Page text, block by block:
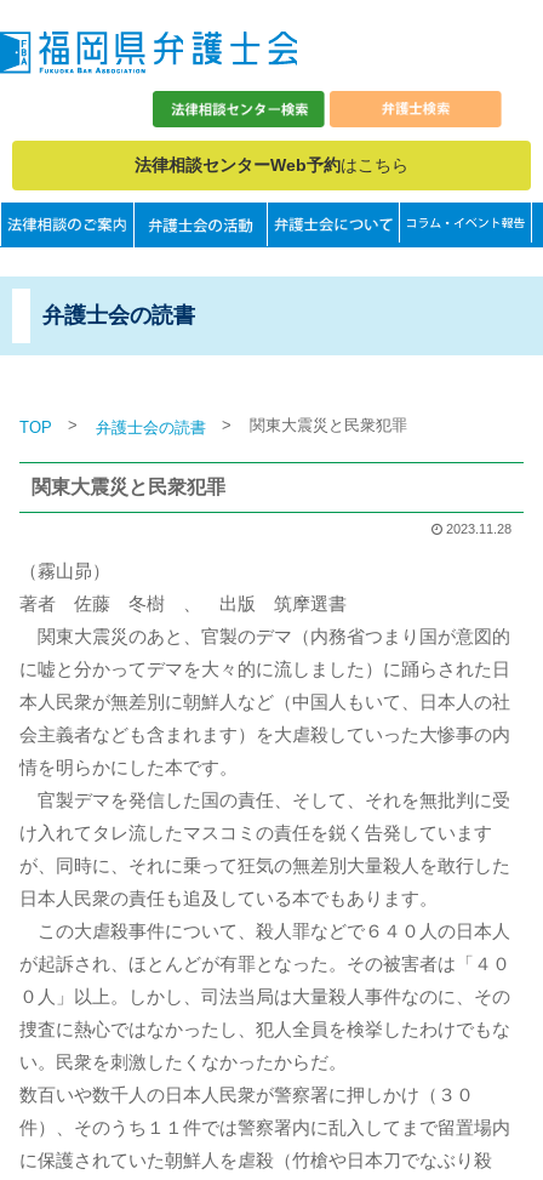
法律相談センターWeb予約はこちら
弁護士会の読書
TOP > 弁護士会の読書 > 関東大震災と民衆犯罪
関東大震災と民衆犯罪
2023.11.28
（霧山昴）
著者 佐藤 冬樹 、 出版 筑摩選書
関東大震災のあと、官製のデマ（内務省つまり国が意図的
に嘘と分かってデマを大々的に流しました）に踊らされた日
本人民衆が無差別に朝鮮人など（中国人もいて、日本人の社
会主義者なども含まれます）を大虐殺していった大惨事の内
情を明らかにした本です。
官製デマを発信した国の責任、そして、それを無批判に受
け入れてタレ流したマスコミの責任を鋭く告発しています
が、同時に、それに乗って狂気の無差別大量殺人を敢行した
日本人民衆の責任も追及している本でもあります。
この大虐殺事件について、殺人罪などで６４０人の日本人
が起訴され、ほとんどが有罪となった。その被害者は「４０
０人」以上。しかし、司法当局は大量殺人事件なのに、その
捜査に熱心ではなかったし、犯人全員を検挙したわけでもな
い。民衆を刺激したくなかったからだ。
数百いや数千人の日本人民衆が警察署に押しかけ（３０
件）、そのうち１１件では警察署内に乱入してまで留置場内
に保護されていた朝鮮人を虐殺（竹槍や日本刀でなぶり殺